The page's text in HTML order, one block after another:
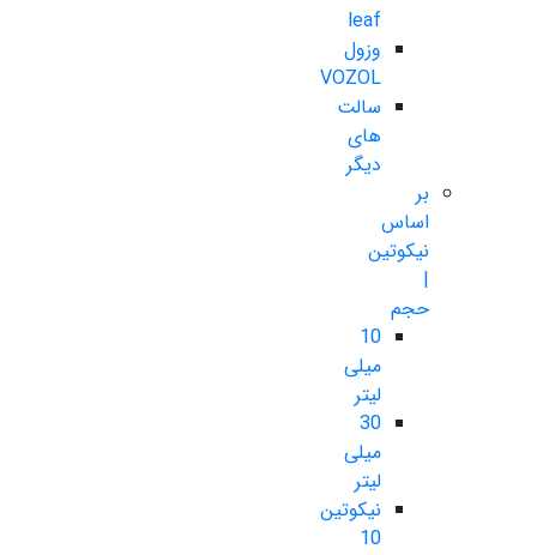
leaf
وزول
VOZOL
سالت
های
دیگر
بر
اساس
نیکوتین
|
حجم
10
میلی
لیتر
30
میلی
لیتر
نیکوتین
10